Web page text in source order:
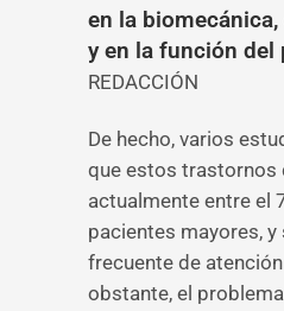
en la
y en la función del
REDACCIÓN
De hecho, varios
que estos trastornos
actualmente entre el
pacientes mayores, y
frecuente de
obstante, el